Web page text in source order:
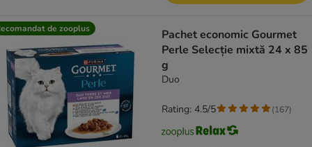
de zooplus
Pachet economic Gourmet
Perle Selecție mixtă 24 x 85
g
Duo
Rating: 4.5/5 (167)